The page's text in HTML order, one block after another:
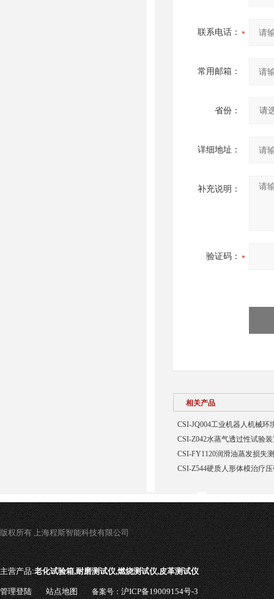
联系电话：
常用邮箱：
省份：
详细地址：
补充说明：
验证码：
相关产品
CSI-JQ004工业机器人机械
CSI-Z042水蒸气透过性试验
CSI-FY1120润滑油蒸发损失
CSI-Z544硬质人形体模治疗
版权所有 上海程斯智能科技有限公司
主营产品:老化试验箱,耐磨测试仪,燃烧测试仪,皮革测试仪
管理登陆 站点地图 备案号：沪ICP备19009154号-3